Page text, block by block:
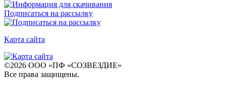
Подписаться на рассылку
Карта сайта
©2026 ООО «ПФ «СОЗВЕЗДИЕ»
Все права защищены.